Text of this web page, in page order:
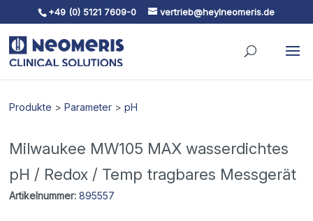
Skip To Content
+49 (0) 5121 7609-0 vertrieb@heylneomeris.de
Produkte >Parameter >pH
Milwaukee MW105 MAX wasserdichtes
pH / Redox / Temp tragbares Messgerät
Artikelnummer: 895557